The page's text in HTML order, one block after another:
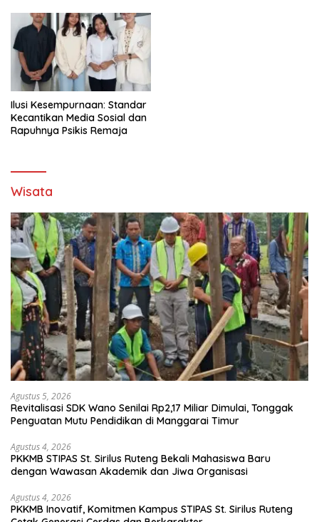
Ilusi Kesempurnaan: Standar
Kecantikan Media Sosial dan
Rapuhnya Psikis Remaja
Wisata
Agustus 5, 2026
Revitalisasi SDK Wano Senilai Rp2,17 Miliar Dimulai, Tonggak
Penguatan Mutu Pendidikan di Manggarai Timur
Agustus 4, 2026
PKKMB STIPAS St. Sirilus Ruteng Bekali Mahasiswa Baru
dengan Wawasan Akademik dan Jiwa Organisasi
Agustus 4, 2026
PKKMB Inovatif, Komitmen Kampus STIPAS St. Sirilus Ruteng